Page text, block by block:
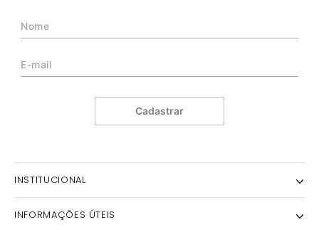
Cadastrar
INSTITUCIONAL
NOSSA HISTÓRIA
INFORMAÇÕES ÚTEIS